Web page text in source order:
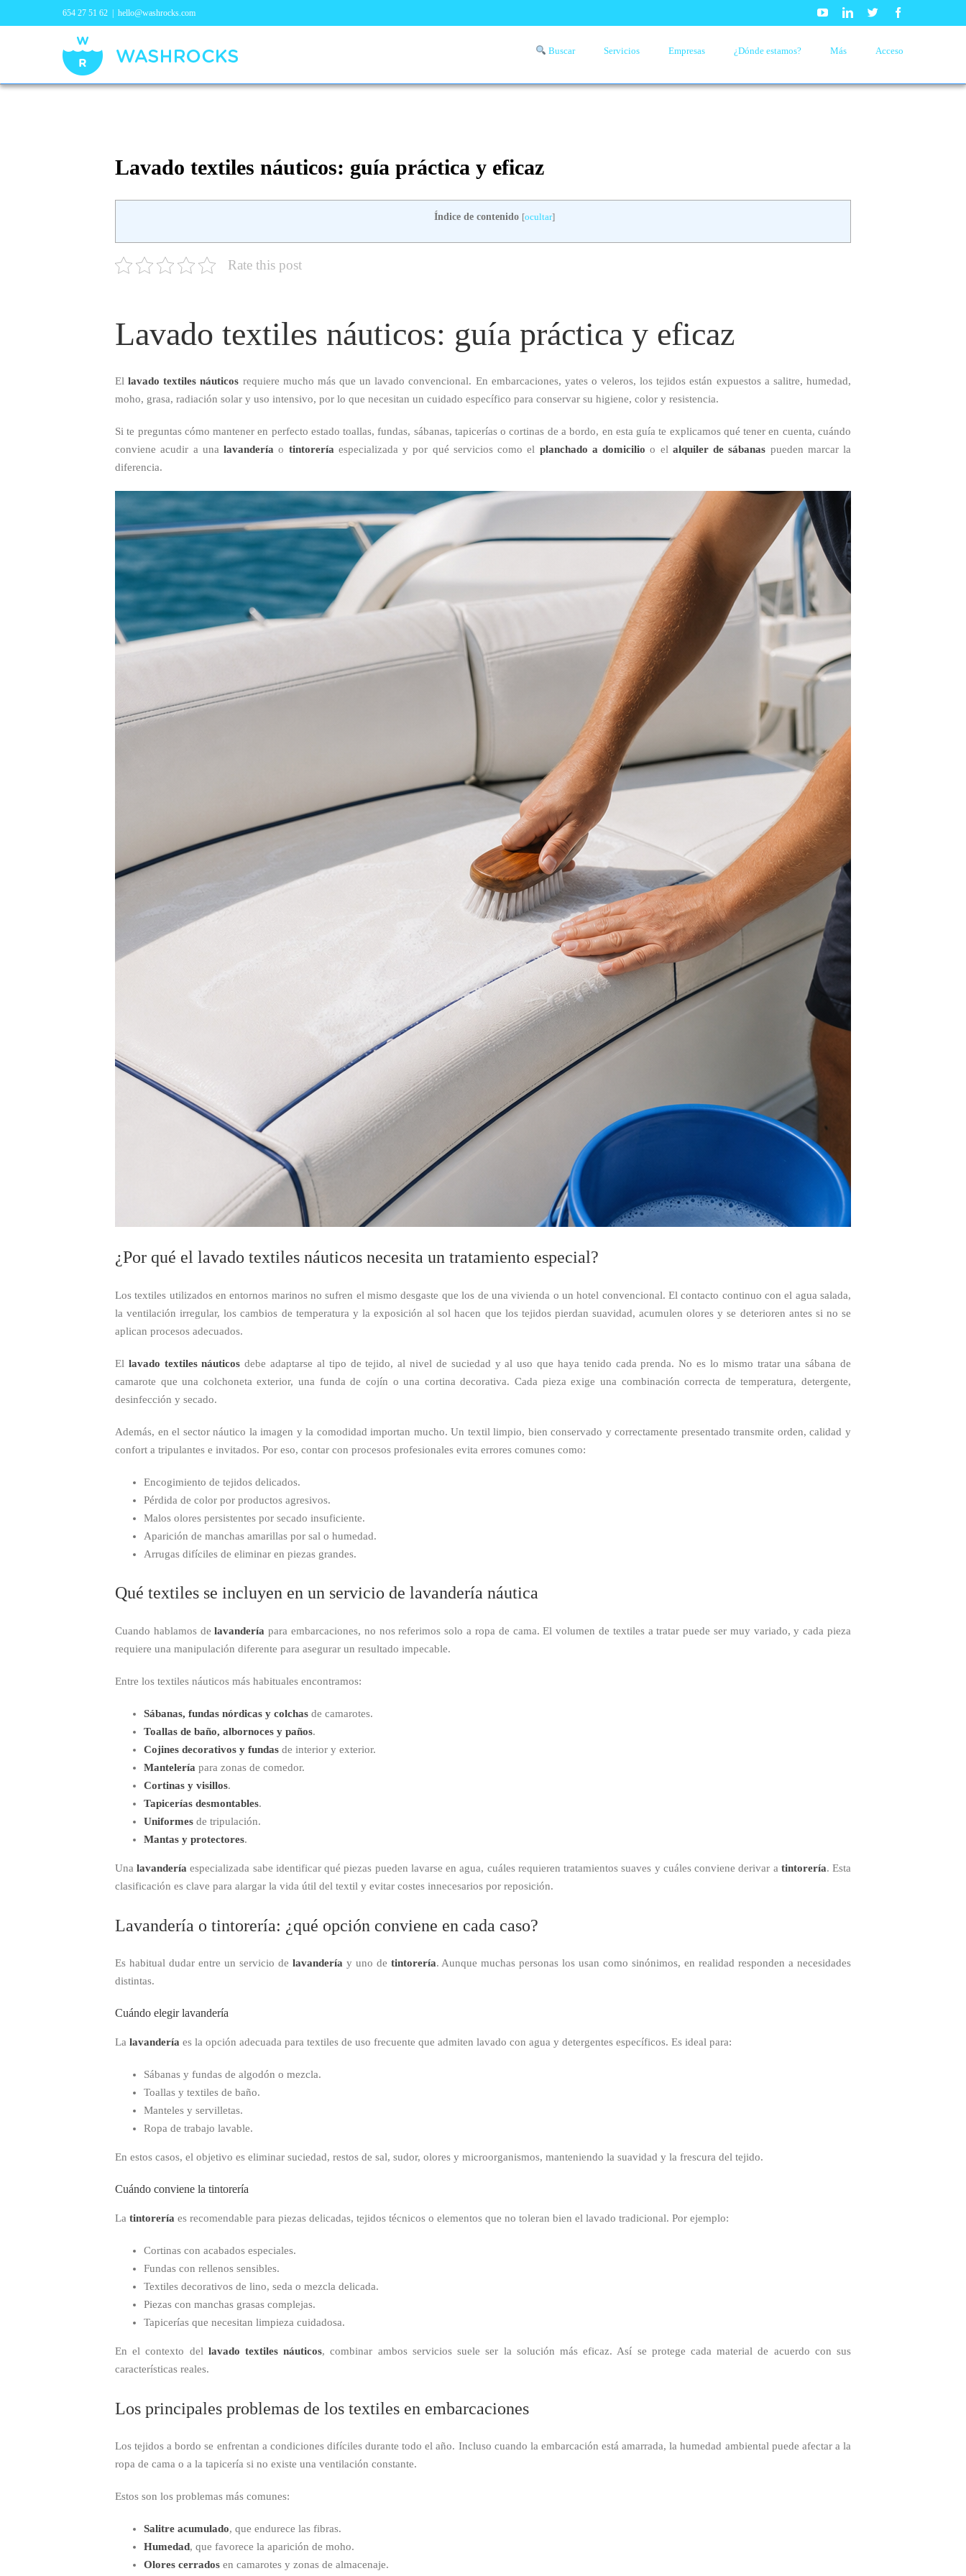
654 27 51 62 | hello@washrocks.com YoutubeLinkedinTwitter
Buscar Servicios Empresas ¿Dónde estamos? Más Acceso
Lavado textiles náuticos: guía práctica y eficaz
Índice de contenido [ocultar]
Rate this post
Lavado textiles náuticos: guía práctica y eficaz
Ellavado textiles náuticos requiere mucho más que un lavado convencional. En embarcaciones, yates o veleros, los tejidos están expuestos a salitre, humedad,
moho, grasa, radiación solar y uso intensivo, por lo que necesitan un cuidado específico para conservar su higiene, color y resistencia.
Si te preguntas cómo mantener en perfecto estado toallas, fundas, sábanas, tapicerías o cortinas de a bordo, en esta guía te explicamos qué tener en cuenta, cuándo
conviene acudir a una lavandería o tintoreríaespecializada y por qué servicios como el planchado a domicilio o el alquiler de sábanas pueden marcar la
diferencia.
¿Por qué el lavado textiles náuticos necesita un tratamiento especial?
Los textiles utilizados en entornos marinos no sufren el mismo desgaste que los de una vivienda o un hotel convencional. El contacto continuo con el agua salada,
la ventilación irregular, los cambios de temperatura y la exposición al sol hacen que los tejidos pierdan suavidad, acumulen olores y se deterioren antes si no se
aplican procesos adecuados.
El lavado textiles náuticos debe adaptarse al tipo de tejido, al nivel de suciedad y al uso que haya tenido cada prenda. No es lo mismo tratar una sábana de
camarote que una colchoneta exterior, una funda de cojín o una cortina decorativa. Cada pieza exige una combinación correcta de temperatura, detergente,
desinfección y secado.
Además, en el sector náutico la imagen y la comodidad importan mucho. Un textil limpio, bien conservado y correctamente presentado transmite orden, calidad y
confort a tripulantes e invitados. Por eso, contar con procesos profesionales evita errores comunes como:
Encogimiento de tejidos delicados.
Pérdida de color por productos agresivos.
Malos olores persistentes por secado insuficiente.
Aparición de manchas amarillas por sal o humedad.
Arrugas difíciles de eliminar en piezas grandes.
Qué textiles se incluyen en un servicio de lavandería náutica
Cuando hablamos delavandería para embarcaciones, no nos referimos solo a ropa de cama. El volumen de textiles a tratar puede ser muy variado, y cada pieza
requiere una manipulación diferente para asegurar un resultado impecable.
Entre los textiles náuticos más habituales encontramos:
Sábanas, fundas nórdicas y colchas de camarotes.
Toallas de baño, albornoces y paños.
Cojines decorativos y fundas de interior y exterior.
Mantelería para zonas de comedor.
Cortinas y visillos.
Tapicerías desmontables.
Uniformes de tripulación.
Mantas y protectores.
Unalavandería especializada sabe identificar qué piezas pueden lavarse en agua, cuáles requieren tratamientos suaves y cuáles conviene derivar a tintorería. Esta
clasificación es clave para alargar la vida útil del textil y evitar costes innecesarios por reposición.
Lavandería o tintorería: ¿qué opción conviene en cada caso?
Es habitual dudar entre un servicio de lavandería y uno de tintorería. Aunque muchas personas los usan como sinónimos, en realidad responden a necesidades
distintas.
Cuándo elegir lavandería
La lavandería es la opción adecuada para textiles de uso frecuente que admiten lavado con agua y detergentes específicos. Es ideal para:
Sábanas y fundas de algodón o mezcla.
Toallas y textiles de baño.
Manteles y servilletas.
Ropa de trabajo lavable.
En estos casos, el objetivo es eliminar suciedad, restos de sal, sudor, olores y microorganismos, manteniendo la suavidad y la frescura del tejido.
Cuándo conviene la tintorería
La tintorería es recomendable para piezas delicadas, tejidos técnicos o elementos que no toleran bien el lavado tradicional. Por ejemplo:
Cortinas con acabados especiales.
Fundas con rellenos sensibles.
Textiles decorativos de lino, seda o mezcla delicada.
Piezas con manchas grasas complejas.
Tapicerías que necesitan limpieza cuidadosa.
En el contexto del lavado textiles náuticos, combinar ambos servicios suele ser la solución más eficaz. Así se protege cada material de acuerdo con sus
características reales.
Los principales problemas de los textiles en embarcaciones
Los tejidos a bordo se enfrentan a condiciones difíciles durante todo el año. Incluso cuando la embarcación está amarrada, la humedad ambiental puede afectar a la
ropa de cama o a la tapicería si no existe una ventilación constante.
Estos son los problemas más comunes:
Salitre acumulado, que endurece las fibras.
Humedad, que favorece la aparición de moho.
Olores cerrados en camarotes y zonas de almacenaje.